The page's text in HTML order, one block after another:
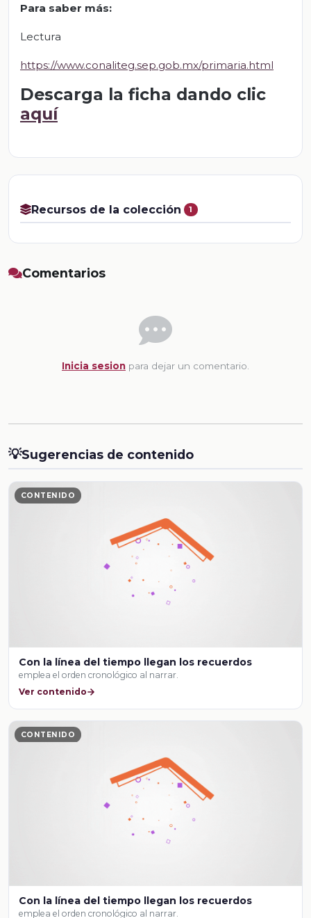
Para saber más:
Lectura
https://www.conaliteg.sep.gob.mx/primaria.html
Descarga la ficha dando clic
aquí
Recursos de la colección 1
Comentarios
Inicia sesion para dejar un comentario.
💡Sugerencias de contenido
CONTENIDO
Con la línea del tiempo llegan los recuerdos
emplea el orden cronológico al narrar.
Ver contenido
CONTENIDO
Con la línea del tiempo llegan los recuerdos
emplea el orden cronológico al narrar.